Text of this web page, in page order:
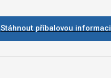
Stáhnout příbalovou informaci